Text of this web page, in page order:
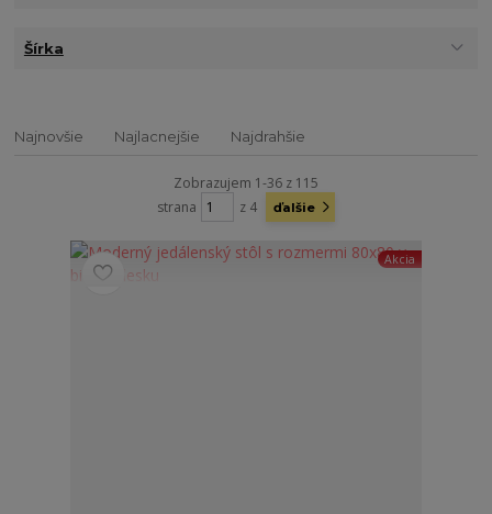
Šírka
Najnovšie Najlacnejšie Najdrahšie
Zobrazujem 1-36 z 115
strana
z 4 ďalšie
Akcia